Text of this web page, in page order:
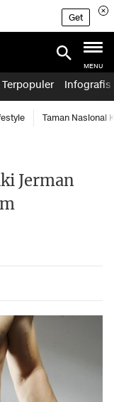
Get
MENU
Terpopuler Infografis
Taman Nasional
Jerman